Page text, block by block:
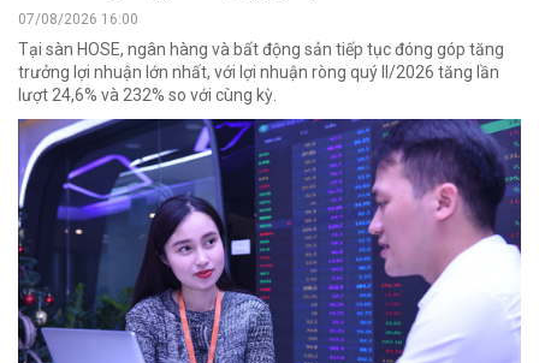
07/08/2026 16:00
Tại sàn HOSE, ngân hàng và bất động sản tiếp tục đóng góp tăng
trưởng lợi nhuận lớn nhất, với lợi nhuận ròng quý II/2026 tăng lần
lượt 24,6% và 232% so với cùng kỳ.